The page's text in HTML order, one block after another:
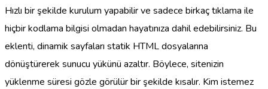
Hızlı bir şekilde kurulum yapabilir ve sadece birkaç tıklama ile
hiçbir kodlama bilgisi olmadan hayatınıza dahil edebilirsiniz. Bu
eklenti, dinamik sayfaları statik HTML dosyalarına
dönüştürerek sunucu yükünü azaltır. Böylece, sitenizin
yüklenme süresi gözle görülür bir şekilde kısalır. Kim istemez